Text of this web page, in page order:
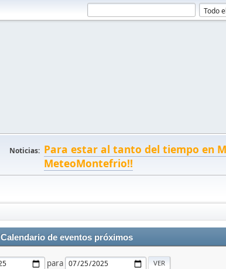
Noticias: Para estar al tanto del tiempo en
MeteoMontefrio!!
Calendario de eventos próximos
para